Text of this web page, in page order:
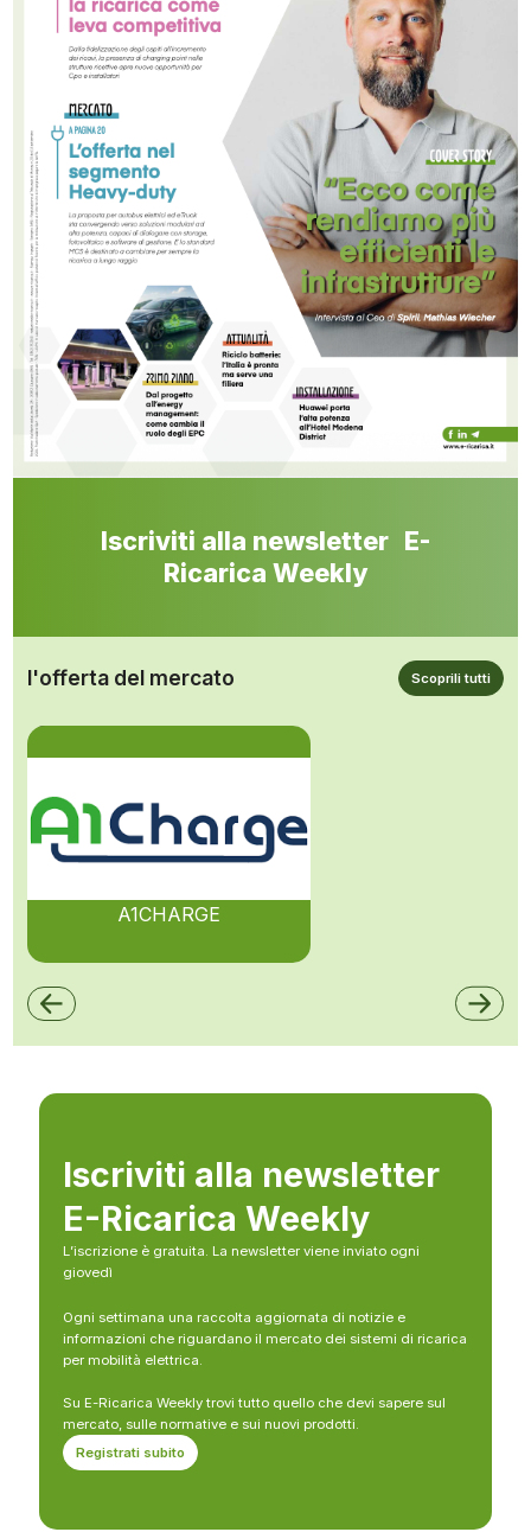
Iscriviti alla newsletter E-
Ricarica Weekly
l'offerta del mercato Scoprili tutti
A1CHARGE
Iscriviti alla newsletter
E-Ricarica Weekly
L’iscrizione è gratuita. La newsletter viene inviato ogni
giovedì
Ogni settimana una raccolta aggiornata di notizie e
informazioni che riguardano il mercato dei sistemi di ricarica
per mobilità elettrica.
Su E-Ricarica Weekly trovi tutto quello che devi sapere sul
mercato, sulle normative e sui nuovi prodotti.
Registrati subito